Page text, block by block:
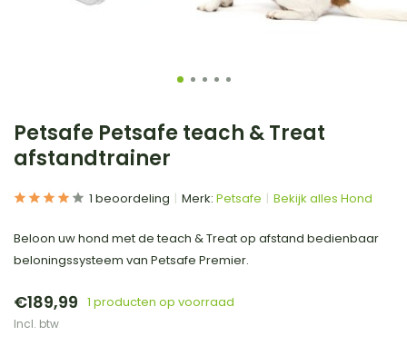
Petsafe Petsafe teach & Treat
afstandtrainer
1 beoordeling Merk: Petsafe Bekijk alles Hond
Beloon uw hond met de teach & Treat op afstand bedienbaar
beloningssysteem van Petsafe Premier.
€189,99 1 producten op voorraad
Incl. btw